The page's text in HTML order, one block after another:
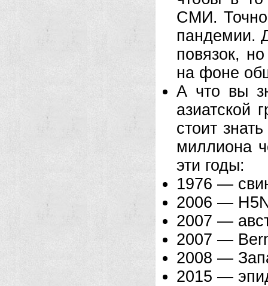
СМИ.
пандемии.
повязок,
на фоне
А что вы
азиатской
стоит
миллиона
эти годы:
1976 —
2006 —
2007 —
2007 —
2008 —
2015 —